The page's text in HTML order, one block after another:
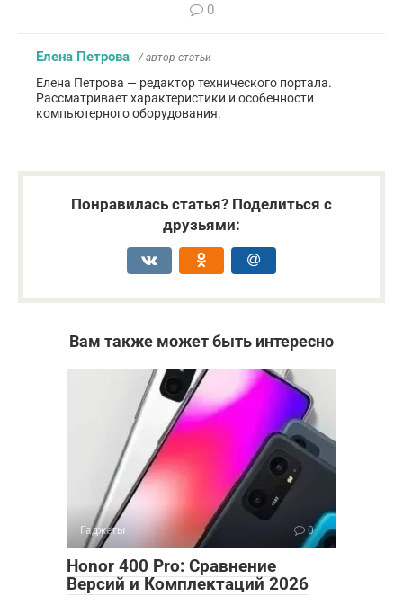
0
Елена Петрова / автор статьи
Елена Петрова — редактор технического портала.
Рассматривает характеристики и особенности
компьютерного оборудования.
Понравилась статья? Поделиться с
друзьями:
Вам также может быть интересно
Гаджеты 0
Honor 400 Pro: Сравнение
Версий и Комплектаций 2026